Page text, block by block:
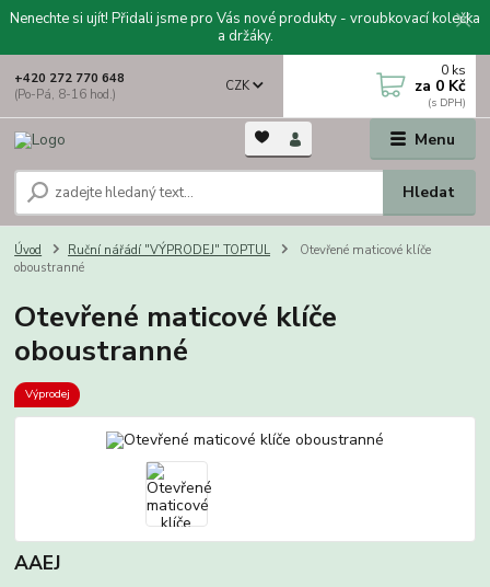
Nenechte si ujít! Přidali jsme pro Vás nové produkty - vroubkovací kolečka
a držáky.
Menu
CZK
Hledat
+420 272 770 648
(Po-Pá, 8-16 hod.)
0 ks
za 0 Kč
Úvod Ruční nářádí "VÝPRODEJ" TOPTUL
Otevřené maticové klíče
oboustranné
Otevřené maticové klíče
oboustranné
Výprodej
AAEJ